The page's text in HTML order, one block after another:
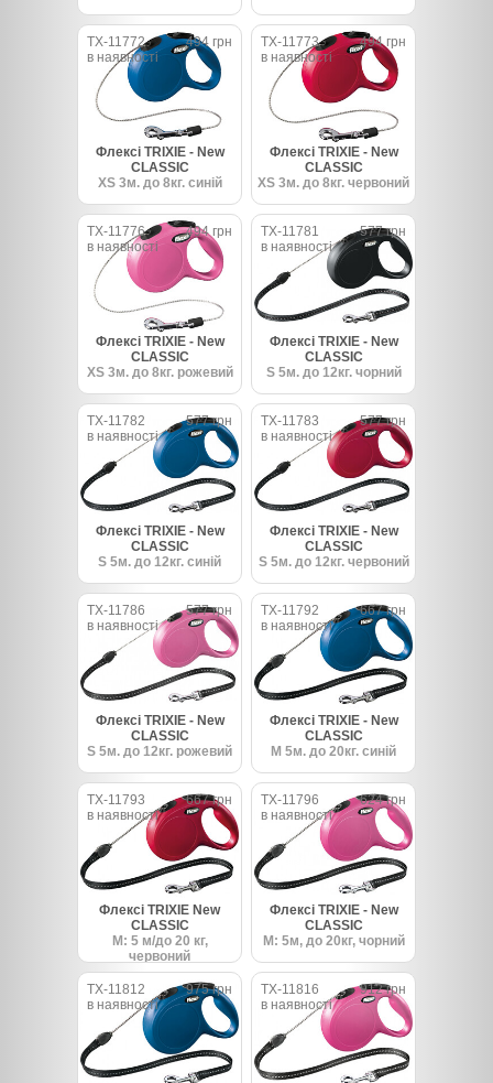
TX-11772
в наявності
494 грн
Флексі TRIXIE - New
CLASSIC
XS 3м. до 8кг. синій
TX-11773
в наявності
494 грн
Флексі TRIXIE - New
CLASSIC
XS 3м. до 8кг. червоний
TX-11776
в наявності
494 грн
Флексі TRIXIE - New
CLASSIC
XS 3м. до 8кг. рожевий
TX-11781
в наявності
577 грн
Флексі TRIXIE - New
CLASSIC
S 5м. до 12кг. чорний
TX-11782
в наявності
577 грн
Флексі TRIXIE - New
CLASSIC
S 5м. до 12кг. синій
TX-11783
в наявності
577 грн
Флексі TRIXIE - New
CLASSIC
S 5м. до 12кг. червоний
TX-11786
в наявності
577 грн
Флексі TRIXIE - New
CLASSIC
S 5м. до 12кг. рожевий
TX-11792
в наявності
667 грн
Флексі TRIXIE - New
CLASSIC
M 5м. до 20кг. синій
TX-11793
в наявності
667 грн
Флексі TRIXIE New
CLASSIC
M: 5 м/до 20 кг,
червоний
TX-11796
в наявності
624 грн
Флексі TRIXIE - New
CLASSIC
M: 5м, до 20кг, чорний
TX-11812
в наявності
975 грн
TX-11816
в наявності
912 грн